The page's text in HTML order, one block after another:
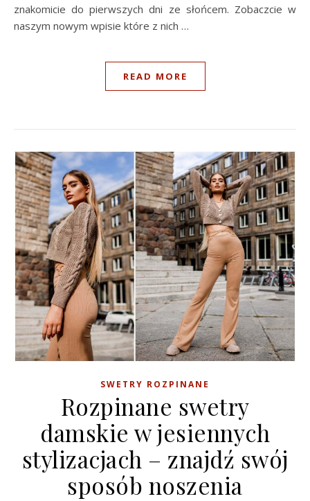
znakomicie do pierwszych dni ze słońcem. Zobaczcie w
naszym nowym wpisie które z nich …
READ MORE
SWETRY ROZPINANE
Rozpinane swetry
damskie w jesiennych
stylizacjach – znajdź swój
sposób noszenia